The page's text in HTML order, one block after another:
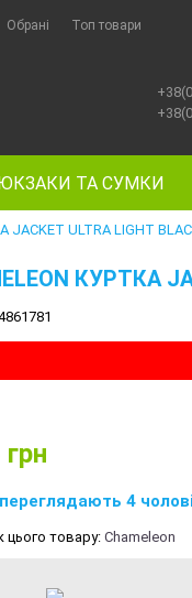
Обрані Топ товари
ТА СУМКИ
JACKET ULTRA LIGHT
КУРТКА
грн
4
цього товару: Chameleon